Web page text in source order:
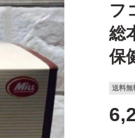
フ
総
保
送料無